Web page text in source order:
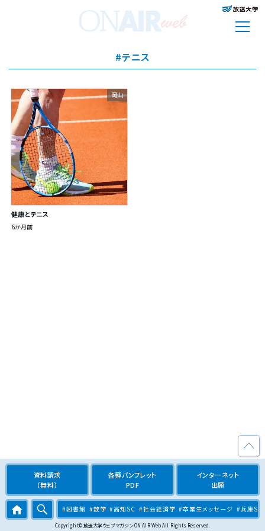
#テニス
岡山
健康とテニス
6か月前
資料請求
（無料）
各種パンフレット
PDF
インターネット
出願
#図書館 #数学 #高知SC #社会経済学 #卒業生メッセージ #兵庫SC
Copyright© 放送大学ウェブマガジン ON AIR Web All Rights Reserved.